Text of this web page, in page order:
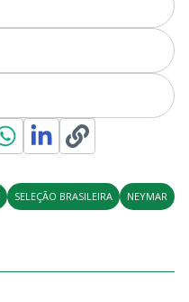
SELEÇÃO BRASILEIRA NEYMAR